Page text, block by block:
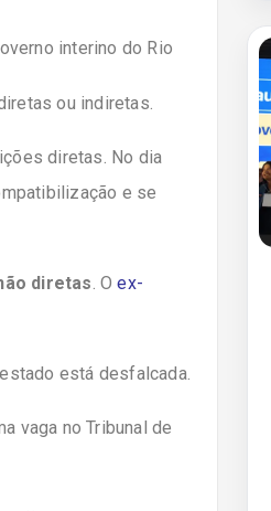
interino do Rio
ou indiretas.
diretas. No dia
e se
diretas. Oex-
está desfalcada.
vaga no Tribunal de